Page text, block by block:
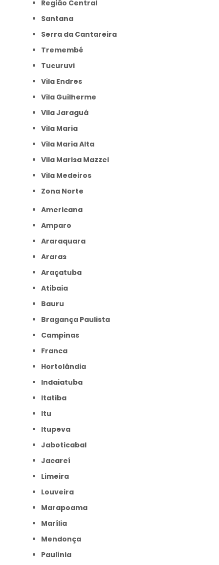
Região Central
Santana
Serra da Cantareira
Tremembé
Tucuruvi
Vila Endres
Vila Guilherme
Vila Jaraguá
Vila Maria
Vila Maria Alta
Vila Marisa Mazzei
Vila Medeiros
Zona Norte
Americana
Amparo
Araraquara
Araras
Araçatuba
Atibaia
Bauru
Bragança Paulista
Campinas
Franca
Hortolândia
Indaiatuba
Itatiba
Itu
Itupeva
Jaboticabal
Jacareí
Limeira
Louveira
Marapoama
Marília
Mendonça
Paulínia